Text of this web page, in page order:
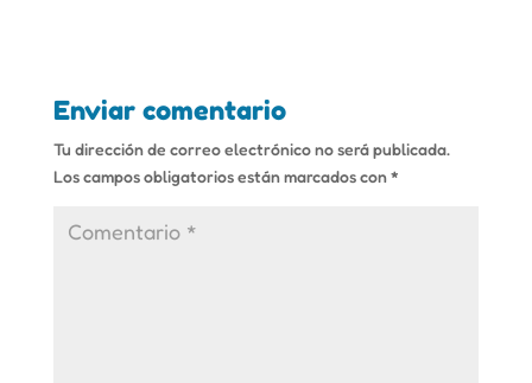
Enviar comentario
Tu dirección de correo electrónico no será publicada.
Los campos obligatorios están marcados con*